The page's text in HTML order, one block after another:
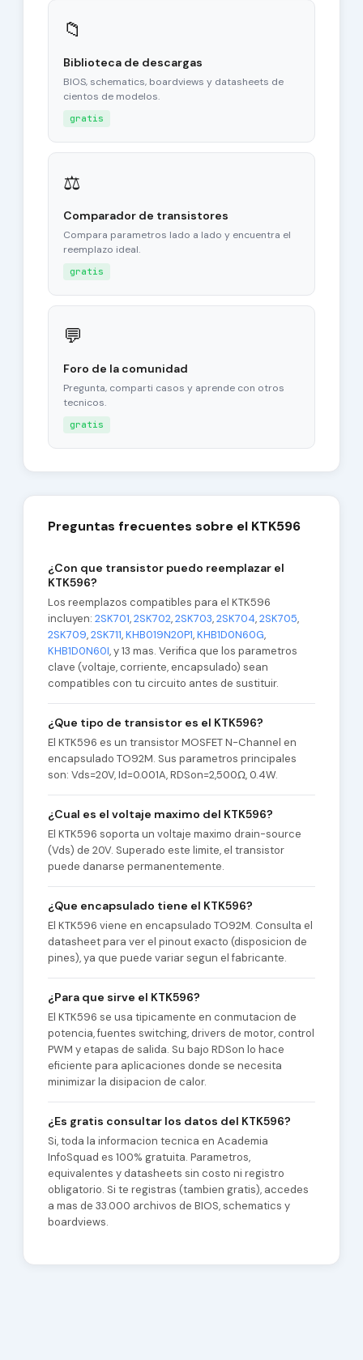
📁
Biblioteca de descargas
BIOS, schematics, boardviews y datasheets de
cientos de modelos.
gratis
⚖
Comparador de transistores
Compara parametros lado a lado y encuentra el
reemplazo ideal.
gratis
💬
Foro de la comunidad
Pregunta, comparti casos y aprende con otros
tecnicos.
gratis
Preguntas frecuentes sobre el KTK596
¿Con que transistor puedo reemplazar el
KTK596?
Los reemplazos compatibles para el KTK596
incluyen: 2SK701,2SK702,2SK703,2SK704,2SK705,
2SK709,2SK711,KHB019N20P1,KHB1D0N60G,
KHB1D0N60I, y 13 mas. Verifica que los parametros
clave (voltaje, corriente, encapsulado) sean
compatibles con tu circuito antes de sustituir.
¿Que tipo de transistor es el KTK596?
El KTK596 es un transistor MOSFET N-Channel en
encapsulado TO92M. Sus parametros principales
son: Vds=20V, Id=0.001A, RDSon=2,500Ω, 0.4W.
¿Cual es el voltaje maximo del KTK596?
El KTK596 soporta un voltaje maximo drain-source
(Vds) de 20V. Superado este limite, el transistor
puede danarse permanentemente.
¿Que encapsulado tiene el KTK596?
El KTK596 viene en encapsulado TO92M. Consulta el
datasheet para ver el pinout exacto (disposicion de
pines), ya que puede variar segun el fabricante.
¿Para que sirve el KTK596?
El KTK596 se usa tipicamente en conmutacion de
potencia, fuentes switching, drivers de motor, control
PWM y etapas de salida. Su bajo RDSon lo hace
eficiente para aplicaciones donde se necesita
minimizar la disipacion de calor.
¿Es gratis consultar los datos del KTK596?
Si, toda la informacion tecnica en Academia
InfoSquad es 100% gratuita. Parametros,
equivalentes y datasheets sin costo ni registro
obligatorio. Si te registras (tambien gratis), accedes
a mas de 33.000 archivos de BIOS, schematics y
boardviews.